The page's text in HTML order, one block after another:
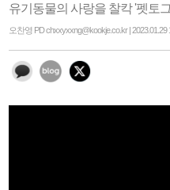
유기동물의 사랑을 찰칵 '펫토
오찬영 PD chxxyxxng@kookje.co.kr | 2023.01.29